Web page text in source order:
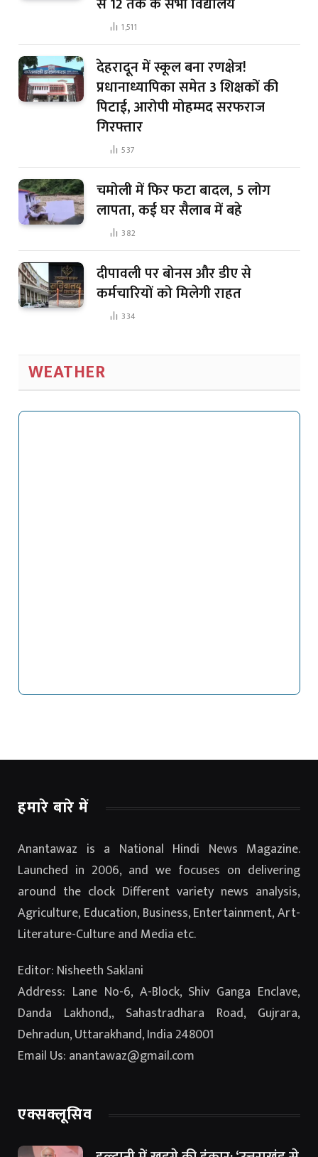
1,511
देहरादून में स्कूल बना रणक्षेत्र!
प्रधानाध्यापिका समेत 3 शिक्षकों की
पिटाई, आरोपी मोहम्मद सरफराज
गिरफ्तार
537
चमोली में फिर फटा बादल, 5 लोग
लापता, कई घर सैलाब में बहे
382
दीपावली पर बोनस और डीए से
कर्मचारियों को मिलेगी राहत
334
WEATHER
हमारे बारे में
Anantawaz is a National Hindi News Magazine.
Launched in 2006, and we focuses on delivering
around the clock Different variety news analysis,
Agriculture, Education, Business, Entertainment, Art-
Literature-Culture and Media etc.
Editor: Nisheeth Saklani
Address: Lane No-6, A-Block, Shiv Ganga Enclave,
Danda Lakhond,, Sahastradhara Road, Gujrara,
Dehradun, Uttarakhand, India 248001
Email Us: anantawaz@gmail.com
एक्सक्लूसिव